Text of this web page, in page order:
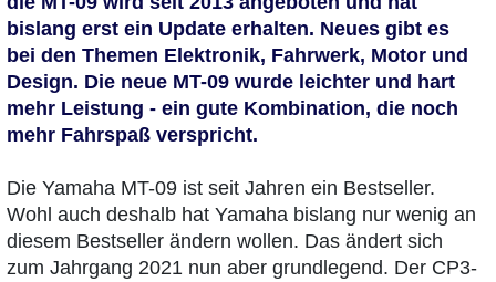
bislang erst ein Update erhalten. Neues gibt es
bei den Themen Elektronik, Fahrwerk, Motor und
Design. Die neue MT-09 wurde leichter und hart
mehr Leistung - ein gute Kombination, die noch
mehr Fahrspaß verspricht.
Die Yamaha MT-09 ist seit Jahren ein Bestseller.
Wohl auch deshalb hat Yamaha bislang nur wenig an
diesem Bestseller ändern wollen. Das ändert sich
zum Jahrgang 2021 nun aber grundlegend. Der CP3-